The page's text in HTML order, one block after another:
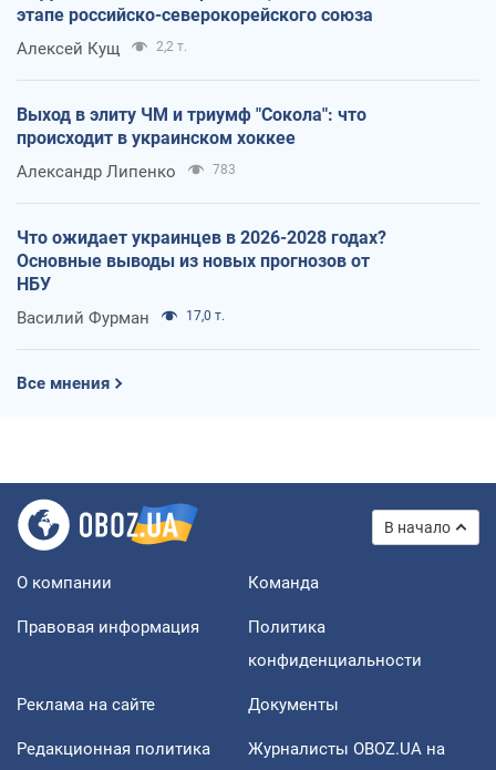
этапе российско-северокорейского союза
Алексей Кущ 2,2 т.
Выход в элиту ЧМ и триумф "Сокола": что
происходит в украинском хоккее
Александр Липенко 783
Что ожидает украинцев в 2026-2028 годах?
Основные выводы из новых прогнозов от
НБУ
Василий Фурман 17,0 т.
Все мнения
В начало
О компании Команда
Правовая информация
Политика
конфиденциальности
Реклама на сайте Документы
Редакционная политика
Журналисты OBOZ.UA на